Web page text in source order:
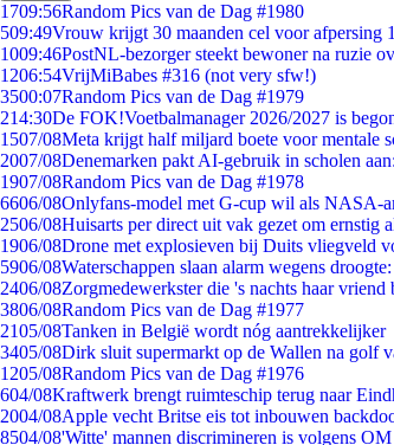
1709:56Random Pics van de Dag #1980
509:49Vrouw krijgt 30 maanden cel voor afpersing
1009:46PostNL-bezorger steekt bewoner na ruzie
1206:54VrijMiBabes #316 (not very sfw!)
3500:07Random Pics van de Dag #1979
214:30De FOK!Voetbalmanager 2026/2027 is
1507/08Meta krijgt half miljard boete voor mentale
2007/08Denemarken pakt AI-gebruik in scholen
1907/08Random Pics van de Dag #1978
6606/08Onlyfans-model met G-cup wil als NASA-
2506/08Huisarts per direct uit vak gezet om ernstig
1906/08Drone met explosieven bij Duits vliegveld
5906/08Waterschappen slaan alarm wegens
2406/08Zorgmedewerkster die 's nachts haar vriend
3806/08Random Pics van de Dag #1977
2105/08Tanken in België wordt nóg aantrekkelijker
3405/08Dirk sluit supermarkt op de Wallen na golf
1205/08Random Pics van de Dag #1976
604/08Kraftwerk brengt ruimteschip terug naar
2004/08Apple vecht Britse eis tot inbouwen
8504/08'Witte' mannen discrimineren is volgens